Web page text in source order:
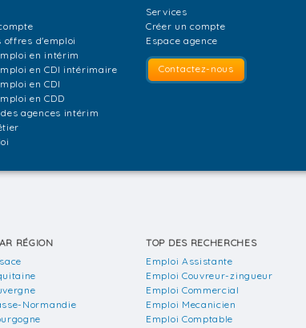
offres d'emploi
en intérim
en CDI intérimaire
en CDI
en CDD
agences intérim
Services
Créer un compte
Espace agence
Contactez-nous
RÉGION
Normandie
TOP DES RECHERCHES
Emploi Assistante
Emploi Couvreur-zingueur
Emploi Commercial
Emploi Mecanicien
Emploi Comptable